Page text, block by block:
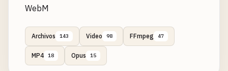
WebM
Archivos 143 Video 98 FFmpeg 47
MP4 18 Opus 15